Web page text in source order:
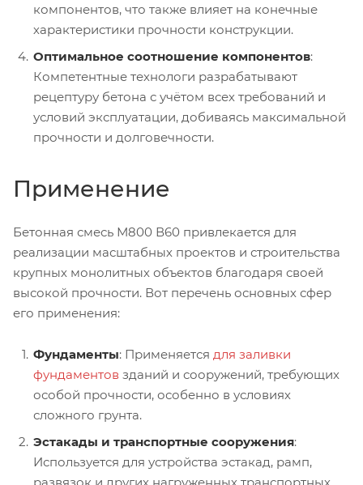
компонентов, что также влияет на конечные
характеристики прочности конструкции.
Оптимальное соотношение компонентов:
Компетентные технологи разрабатывают
рецептуру бетона с учётом всех требований и
условий эксплуатации, добиваясь максимальной
прочности и долговечности.
Применение
Бетонная смесь М800 В60 привлекается для
реализации масштабных проектов и строительства
крупных монолитных объектов благодаря своей
высокой прочности. Вот перечень основных сфер
его применения:
Фундаменты: Применяется для заливки
фундаментов зданий и сооружений, требующих
особой прочности, особенно в условиях
сложного грунта.
Эстакады и транспортные сооружения:
Используется для устройства эстакад, рамп,
развязок и других нагруженных транспортных